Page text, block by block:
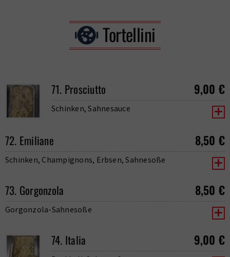
Tortellini
71. Prosciutto 9,00 €
Schinken, Sahnesauce
72. Emiliane 8,50 €
Schinken, Champignons, Erbsen, Sahnesoße
73. Gorgonzola 8,50 €
Gorgonzola-Sahnesoße
74. Italia 9,00 €